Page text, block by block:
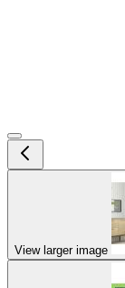
View larger image